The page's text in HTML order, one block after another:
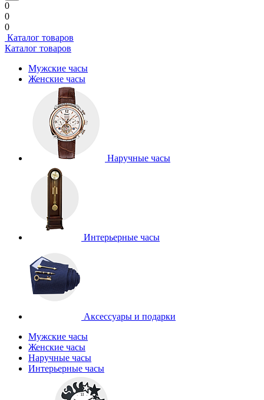
0
0
0
Каталог товаров
Каталог товаров
Мужские часы
Женские часы
Наручные часы
Интерьерные часы
Аксессуары и подарки
Мужские часы
Женские часы
Наручные часы
Интерьерные часы